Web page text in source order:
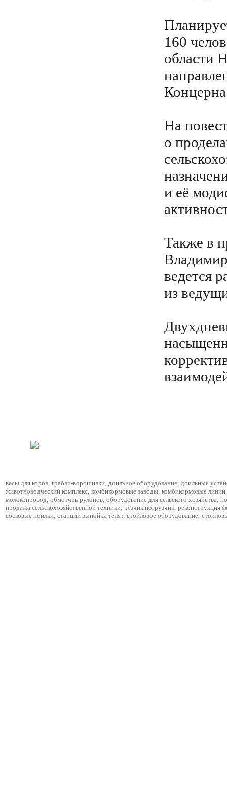
160
области
На
о
и её
Также в
ведется
из
весы для коров, грабли-ворошилки, доильное оборудование, доильные
животноводческий комплекс, комбикормовые заводы, комбикормовые линии,
молокопровод, обмотчик рулонов, оборудование для сельского хозяйства,
продажа сельскохозяйственной техники, резчик погрузчик, реконструкция
сосковые поилки, станции выпойки телят, стойловое оборудование,